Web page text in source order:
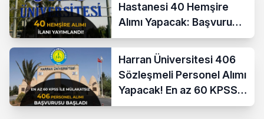
Hastanesi 40 Hemşire
Alımı Yapacak: Başvuru
Şartları ve KPSS Puanı
Harran Üniversitesi 406
Sözleşmeli Personel Alımı
Yapacak! En az 60 KPSS
ve Lise